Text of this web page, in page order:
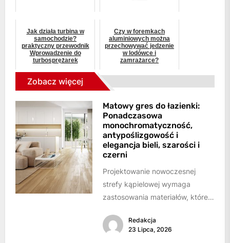
Jak działa turbina w
samochodzie?
praktyczny przewodnik
Wprowadzenie do
turbosprężarek
Czy w foremkach
aluminiowych można
przechowywać jedzenie
w lodówce i
zamrażarce?
Zobacz więcej
Matowy gres do łazienki:
Ponadczasowa
monochromatyczność,
antypoślizgowość i
elegancja bieli, szarości i
czerni
Projektowanie nowoczesnej
strefy kąpielowej wymaga
zastosowania materiałów, które
powściągliwość z
bezkompromisowymi
Redakcja
23 Lipca, 2026